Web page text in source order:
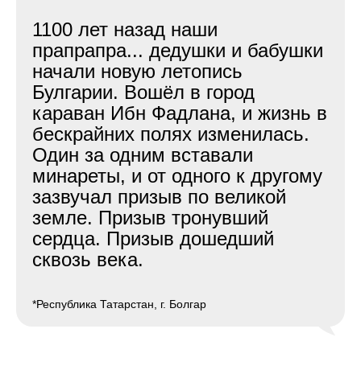
1100 лет назад наши
прапрапра... дедушки и бабушки
начали новую летопись
Булгарии. Вошёл в город
караван Ибн Фадлана, и жизнь в
бескрайних полях изменилась.
Один за одним вставали
минареты, и от одного к другому
зазвучал призыв по великой
земле. Призыв тронувший
сердца. Призыв дошедший
сквозь века.
*Республика Татарстан, г. Болгар